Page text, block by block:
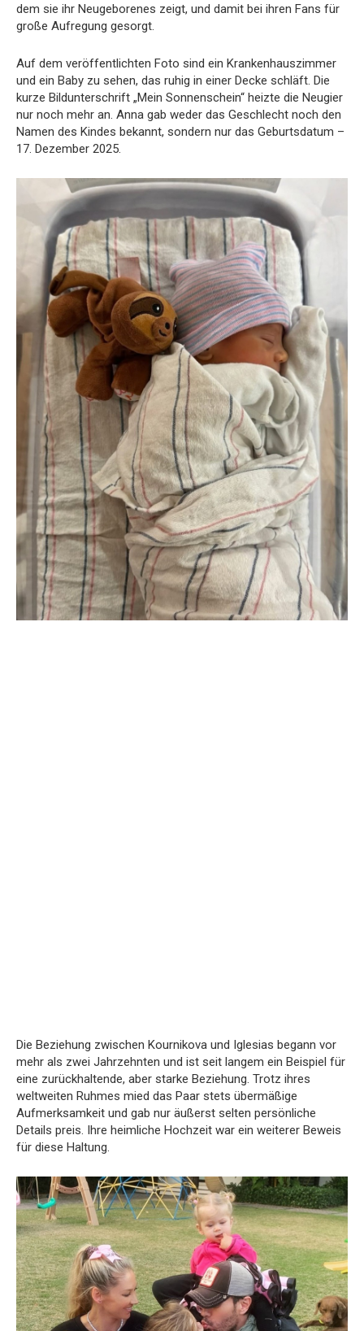
dem sie ihr Neugeborenes zeigt, und damit bei ihren Fans für
große Aufregung gesorgt.
Auf dem veröffentlichten Foto sind ein Krankenhauszimmer
und ein Baby zu sehen, das ruhig in einer Decke schläft. Die
kurze Bildunterschrift „Mein Sonnenschein“ heizte die Neugier
nur noch mehr an. Anna gab weder das Geschlecht noch den
Namen des Kindes bekannt, sondern nur das Geburtsdatum –
17. Dezember 2025.
Die Beziehung zwischen Kournikova und Iglesias begann vor
mehr als zwei Jahrzehnten und ist seit langem ein Beispiel für
eine zurückhaltende, aber starke Beziehung. Trotz ihres
weltweiten Ruhmes mied das Paar stets übermäßige
Aufmerksamkeit und gab nur äußerst selten persönliche
Details preis. Ihre heimliche Hochzeit war ein weiterer Beweis
für diese Haltung.